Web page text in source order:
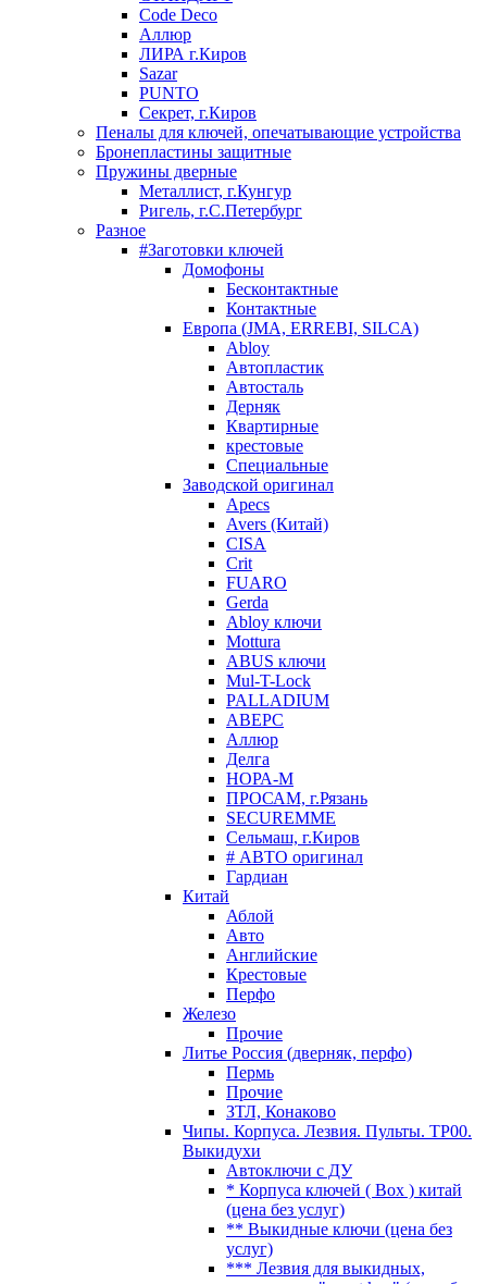
Code Deco
Аллюр
ЛИРА г.Киров
Sazar
PUNTO
Секрет, г.Киров
Пеналы для ключей, опечатывающие устройства
Бронепластины защитные
Пружины дверные
Металлист, г.Кунгур
Ригель, г.С.Петербург
Разное
#Заготовки ключей
Домофоны
Бесконтактные
Контактные
Европа (JMA, ERREBI, SILCA)
Abloy
Автопластик
Автосталь
Дерняк
Квартирные
крестовые
Специальные
Заводской оригинал
Apecs
Avers (Китай)
CISA
Crit
FUARO
Gerda
Abloy ключи
Mottura
ABUS ключи
Mul-T-Lock
PALLADIUM
АВЕРС
Аллюр
Делга
НОРА-М
ПРОСАМ, г.Рязань
SECUREMME
Сельмаш, г.Киров
# АВТО оригинал
Гардиан
Китай
Аблой
Авто
Английские
Крестовые
Перфо
Железо
Прочие
Литье Россия (дверняк, перфо)
Пермь
Прочие
ЗТЛ, Конаково
Чипы. Корпуса. Лезвия. Пульты. TP00.
Выкидухи
Автоключи с ДУ
* Корпуса ключей ( Box ) китай
(цена без услуг)
** Выкидные ключи (цена без
услуг)
*** Лезвия для выкидных,